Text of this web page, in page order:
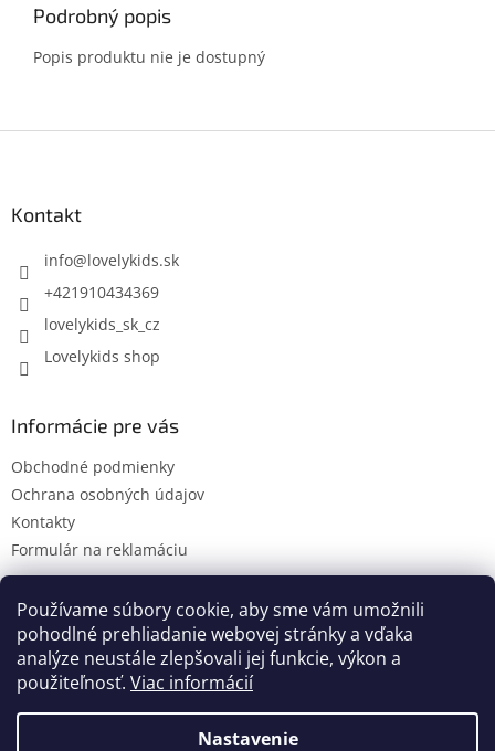
Používame súbory cookie, aby sme vám umožnili
pohodlné prehliadanie webovej stránky a vďaka
analýze neustále zlepšovali jej funkcie, výkon a
použiteľnosť. Viac informácií
Nastavenie
Podrobný popis
Popis produktu nie je dostupný
Kontakt
info@lovelykids.sk
+421910434369
lovelykids_sk_cz
Lovelykids shop
Informácie pre vás
Obchodné podmienky
Ochrana osobných údajov
Kontakty
Formulár na reklamáciu
Kontakty Novinky
Vytvoril Shoptet